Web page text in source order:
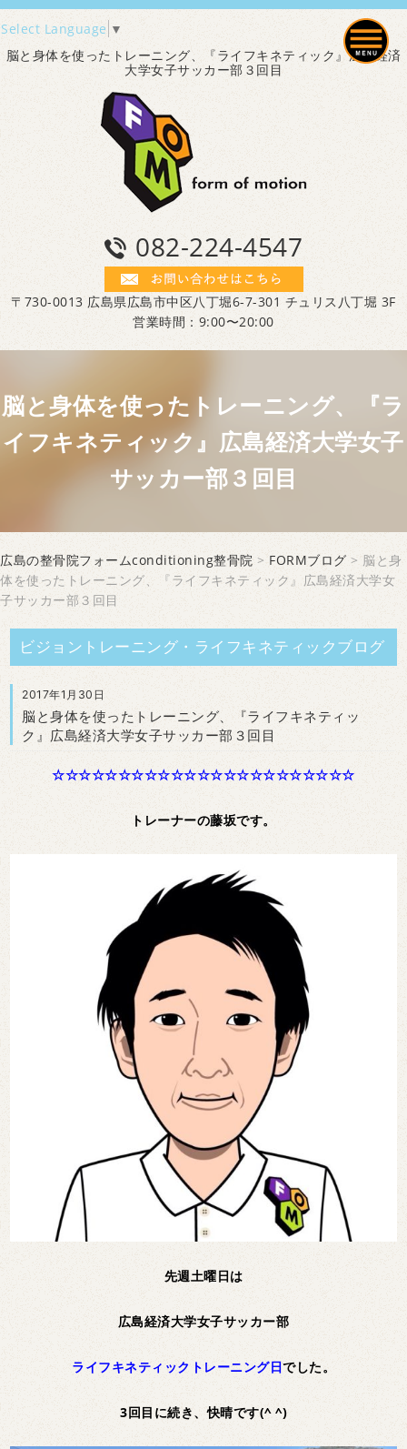
Select Language ▼
脳と身体を使ったトレーニング、『ライフキネティック』広島経済
大学女子サッカー部３回目
082-224-4547
〒730-0013 広島県広島市中区八丁堀6-7-301 チュリス八丁堀 3F
営業時間：9:00〜20:00
脳と身体を使ったトレーニング、『ラ
イフキネティック』広島経済大学女子
サッカー部３回目
広島の整骨院フォームconditioning整骨院 > FORMブログ > 脳と身
体を使ったトレーニング、『ライフキネティック』広島経済大学女
子サッカー部３回目
ビジョントレーニング・ライフキネティックブログ
2017年1月30日
脳と身体を使ったトレーニング、『ライフキネティッ
ク』広島経済大学女子サッカー部３回目
☆☆☆☆☆☆☆☆☆☆☆☆☆☆☆☆☆☆☆☆☆☆☆
トレーナーの藤坂です。
先週土曜日は
広島経済大学女子サッカー部
ライフキネティックトレーニング日でした。
3回目に続き、快晴です(^ ^)